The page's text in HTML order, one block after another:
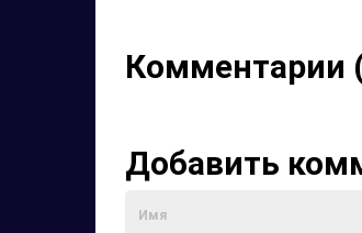
Комментарии
Добавить